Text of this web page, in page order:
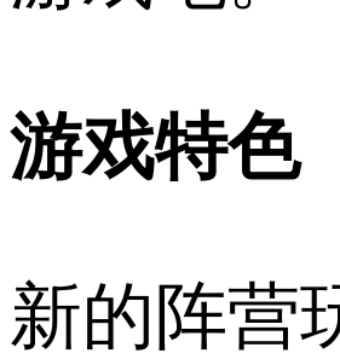
游戏特色
新的阵营